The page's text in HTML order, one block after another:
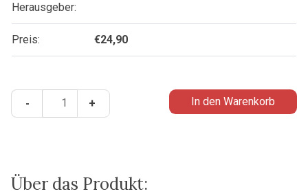
Herausgeber:
Preis: €24,90
-
Bernhard
Lehren
+ In den Warenkorb
Über das Produkt: